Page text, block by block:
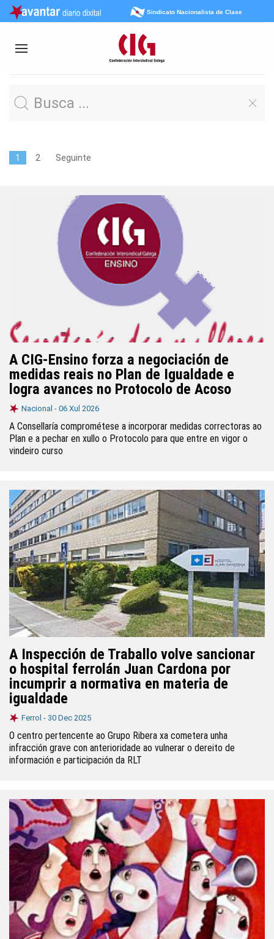
Sindicato Nacionalista de Clase
1 2 Seguinte
A CIG-Ensino forza a negociación de
medidas reais no Plan de Igualdade e
logra avances no Protocolo de Acoso
Nacional - 06 Xul 2026
A Consellaría comprométese a incorporar medidas correctoras ao
Plan e a pechar en xullo o Protocolo para que entre en vigor o
vindeiro curso
A Inspección de Traballo volve sancionar
o hospital ferrolán Juan Cardona por
incumprir a normativa en materia de
igualdade
Ferrol - 30 Dec 2025
O centro pertencente ao Grupo Ribera xa cometera unha
infracción grave con anterioridade ao vulnerar o dereito de
información e participación da RLT